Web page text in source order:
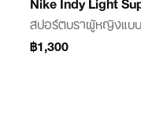
สปอร์ตบราผู้หญิงแบ
฿1,300